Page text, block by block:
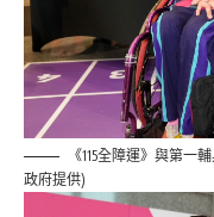
《115全障運》與第一
政府提供)